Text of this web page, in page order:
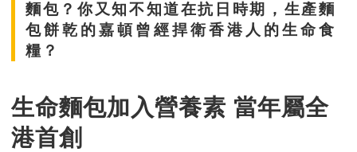
麵包？你又知不知道在抗日時期，生產麵
包餅乾的嘉頓曾經捍衛香港人的生命食
糧？
生命麵包加入營養素 當年屬全
港首創